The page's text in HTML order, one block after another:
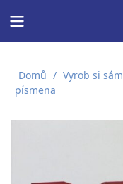
Menu
Domů / Vyrob si sám
písmena